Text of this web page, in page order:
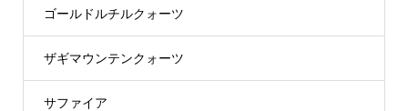
ゴールドルチルクォーツ
ザギマウンテンクォーツ
サファイア